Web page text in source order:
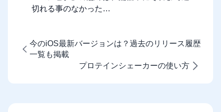
切れる事のなかった…
今のiOS最新バージョンは？過去のリリース履歴
一覧も掲載
プロテインシェーカーの使い方